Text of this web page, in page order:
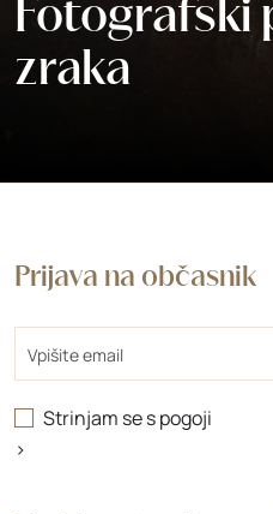
Fotografski
zraka
Prijava na občasnik
Strinjam se spogoji
>